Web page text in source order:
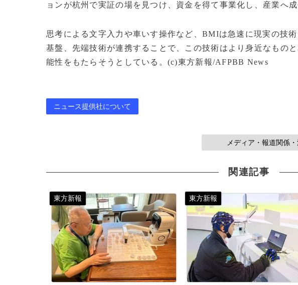
ョンが杭州で実証の場を見つけ、資金を得て事業化し、産業へ
思考による文字入力や車いす操作など、BMIは急速に現実の技
基盤、先端技術が連携することで、この技術はより身近なもの
能性をもたらそうとしている。(c)東方新報/AFPBB News
ニュース提供社について
メディア・報道関係
関連記事